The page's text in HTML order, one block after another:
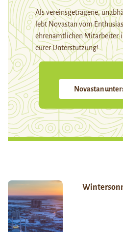
Als vereinsgetragene,
lebt Novastan vom
ehrenamtlichen
eurer Unterstützung!
Novastan